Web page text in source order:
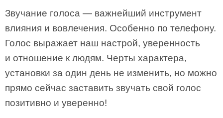
Звучание голоса — важнейший инструмент
влияния и вовлечения. Особенно по телефону.
Голос выражает наш настрой, уверенность
и отношение к людям. Черты характера,
установки за один день не изменить, но можно
прямо сейчас заставить звучать свой голос
позитивно и уверенно!